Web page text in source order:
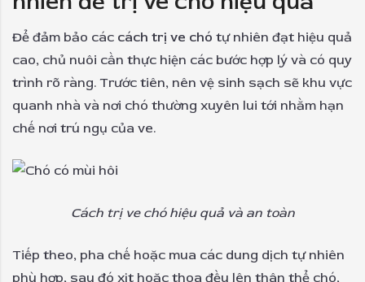
Để đảm bảo các cách trị ve chó tự nhiên đạt hiệu quả
cao, chủ nuôi cần thực hiện các bước hợp lý và có quy
trình rõ ràng. Trước tiên, nên vệ sinh sạch sẽ khu vực
quanh nhà và nơi chó thường xuyên lui tới nhằm hạn
chế nơi trú ngụ của ve.
Cách trị ve chó hiệu quả và an toàn
Tiếp theo, pha chế hoặc mua các dung dịch tự nhiên
phù hợp, sau đó xịt hoặc thoa đều lên thân thể chó,